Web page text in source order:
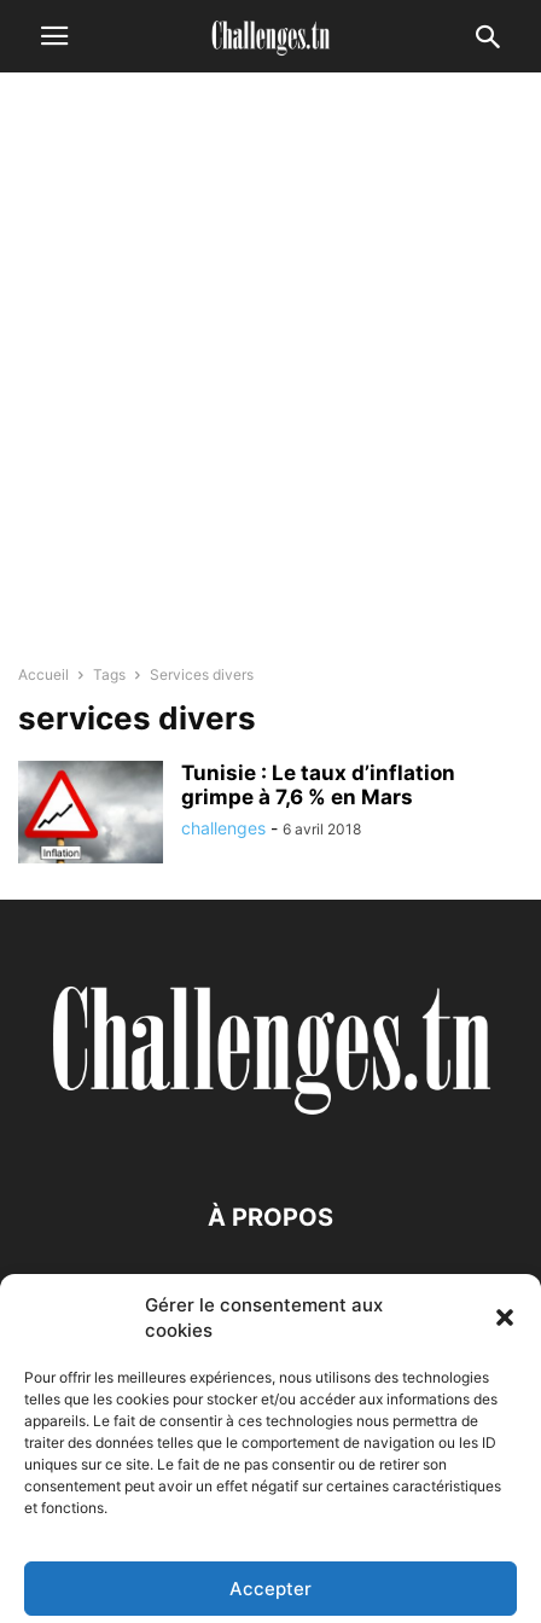
Gérer le consentement aux
cookies
Pour offrir les meilleures expériences, nous utilisons des technologies
telles que les cookies pour stocker et/ou accéder aux informations des
appareils. Le fait de consentir à ces technologies nous permettra de
traiter des données telles que le comportement de navigation ou les ID
uniques sur ce site. Le fait de ne pas consentir ou de retirer son
consentement peut avoir un effet négatif sur certaines caractéristiques
et fonctions.
Accepter
Accueil Tags Services divers
services divers
Tunisie : Le taux d’inflation
grimpe à 7,6 % en Mars
challenges - 6 avril 2018
À PROPOS
Accueil Economie Entreprises Entrepreneur
Maghreb
© Challenges.tn By AAKOM.DIGITAL